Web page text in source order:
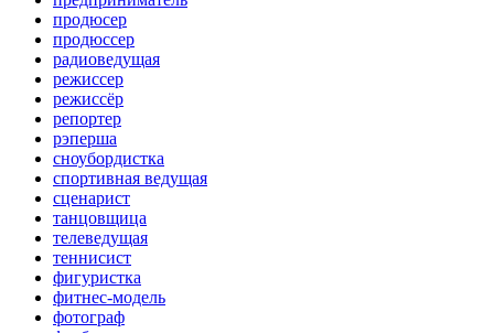
продюсер
продюссер
радиоведущая
режиссер
режиссёр
репортер
рэперша
сноубордистка
спортивная ведущая
сценарист
танцовщица
телеведущая
теннисист
фигуристка
фитнес-модель
фотограф